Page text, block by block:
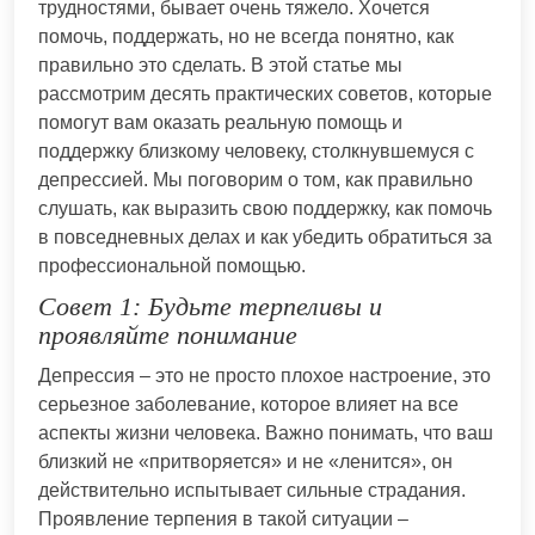
трудностями, бывает очень тяжело. Хочется
помочь, поддержать, но не всегда понятно, как
правильно это сделать. В этой статье мы
рассмотрим десять практических советов, которые
помогут вам оказать реальную помощь и
поддержку близкому человеку, столкнувшемуся с
депрессией. Мы поговорим о том, как правильно
слушать, как выразить свою поддержку, как помочь
в повседневных делах и как убедить обратиться за
профессиональной помощью.
Совет 1: Будьте терпеливы и
проявляйте понимание
Депрессия – это не просто плохое настроение, это
серьезное заболевание, которое влияет на все
аспекты жизни человека. Важно понимать, что ваш
близкий не «притворяется» и не «ленится», он
действительно испытывает сильные страдания.
Проявление терпения в такой ситуации –